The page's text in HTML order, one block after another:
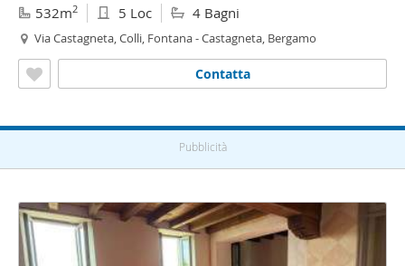
532m2 5 Loc 4 Bagni
Via Castagneta, Colli, Fontana - Castagneta, Bergamo
Contatta
Pubblicità